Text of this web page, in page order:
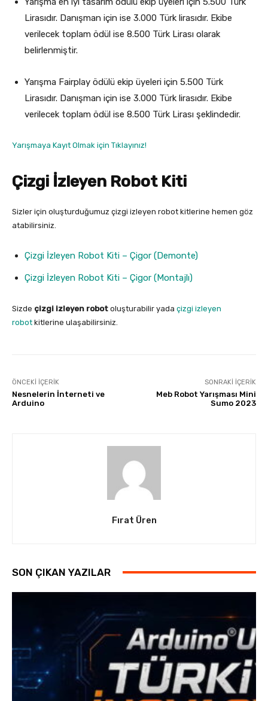
Lirasıdır. Danışman için ise 3.000 Türk lirasıdır. Ekibe
verilecek toplam ödül ise 8.500 Türk Lirası olarak
belirlenmiştir.
Yarışma Fairplay ödülü ekip üyeleri için 5.500 Türk
Lirasıdır. Danışman için ise 3.000 Türk lirasıdır. Ekibe
verilecek toplam ödül ise 8.500 Türk Lirası şeklindedir.
Yarışmaya Kayıt Olmak için Tıklayınız!
Çizgi İzleyen Robot Kiti
Sizler için oluşturduğumuz çizgi izleyen robot kitlerine hemen göz
atabilirsiniz.
Çizgi İzleyen Robot Kiti – Çigor (Demonte)
Çizgi İzleyen Robot Kiti – Çigor (Montajlı)
Sizde çizgi izleyen robot oluşturabilir yada çizgi izleyen
robot kitlerine ulaşabilirsiniz.
ÖNCEKI İÇERIK
Nesnelerin İnterneti ve
Arduino
SONRAKI İÇERIK
Meb Robot Yarışması Mini
Sumo 2023
Fırat Üren
SON ÇIKAN YAZILAR